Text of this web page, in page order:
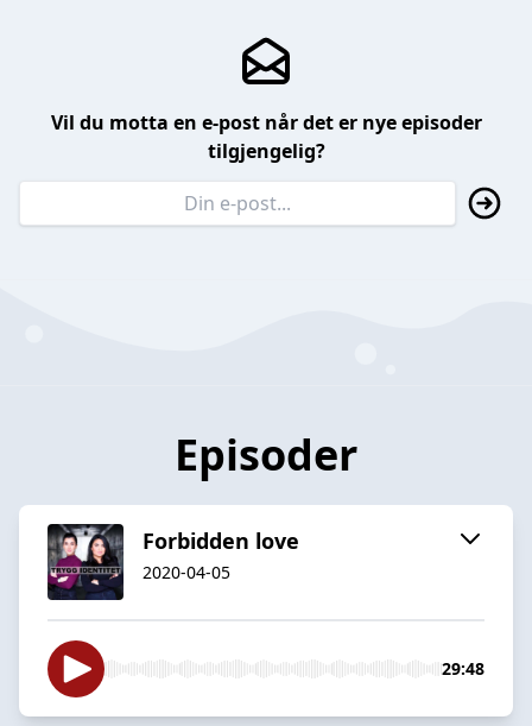
Vil du motta en e-post når det er nye episoder
tilgjengelig?
Episoder
Forbidden love
2020-04-05
29:48